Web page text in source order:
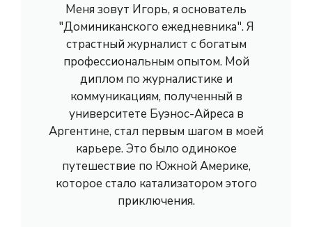
Меня зовут Игорь, я основатель
"Доминиканского ежедневника". Я
страстный журналист с богатым
профессиональным опытом. Мой
диплом по журналистике и
коммуникациям, полученный в
университете Буэнос-Айреса в
Аргентине, стал первым шагом в моей
карьере. Это было одинокое
путешествие по Южной Америке,
которое стало катализатором этого
приключения.